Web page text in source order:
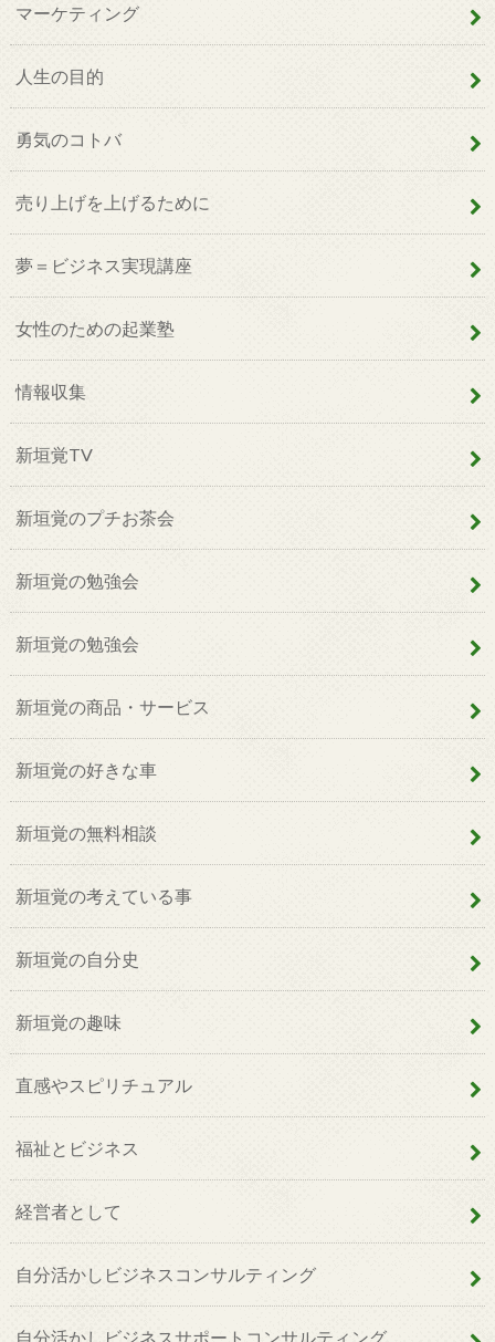
マーケティング
人生の目的
勇気のコトバ
売り上げを上げるために
夢＝ビジネス実現講座
女性のための起業塾
情報収集
新垣覚TV
新垣覚のプチお茶会
新垣覚の勉強会
新垣覚の勉強会
新垣覚の商品・サービス
新垣覚の好きな車
新垣覚の無料相談
新垣覚の考えている事
新垣覚の自分史
新垣覚の趣味
直感やスピリチュアル
福祉とビジネス
経営者として
自分活かしビジネスコンサルティング
自分活かしビジネスサポートコンサルティング